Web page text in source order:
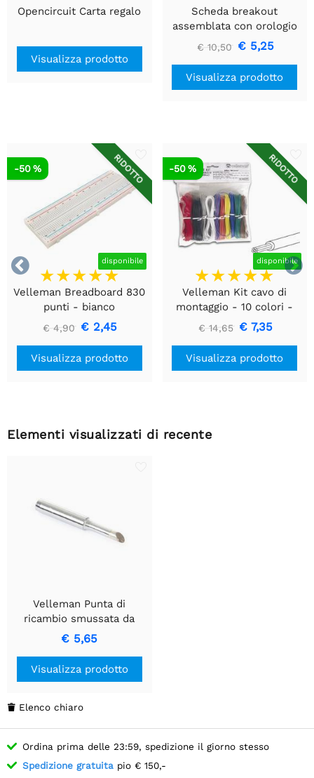
Opencircuit Carta regalo
Visualizza prodotto
Scheda breakout
assemblata con orologio
in tempo reale Adafruit
DS1307
€ 10,50 € 5,25
Visualizza prodotto


RIDOTTO
disponibile
-50 %
Velleman Breadboard 830
punti - bianco
€ 4,90 € 2,45
Visualizza prodotto
RIDOTTO
disponibile
-50 %
Velleman Kit cavo di
montaggio - 10 colori -
60m - multipolare
€ 14,65 € 7,35
Visualizza prodotto
Elementi visualizzati di recente
Velleman Punta di
ricambio smussata da
4mm per VTSS220
€ 5,65
Visualizza prodotto
 Elenco chiaro
Ordina prima delle 23:59, spedizione il giorno stesso
Spedizione gratuita pio € 150,-